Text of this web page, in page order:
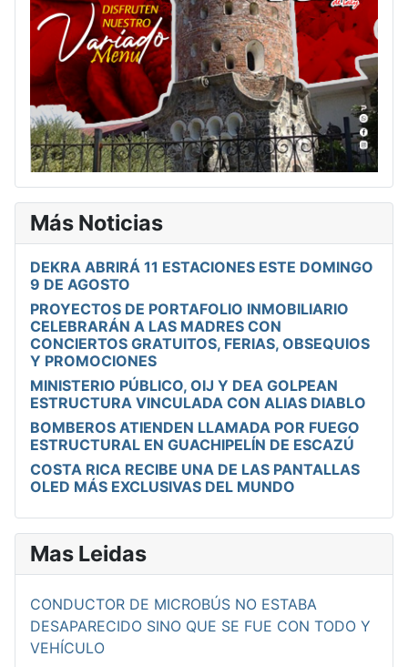
Más Noticias
DEKRA ABRIRÁ 11 ESTACIONES ESTE DOMINGO
9 DE AGOSTO
PROYECTOS DE PORTAFOLIO INMOBILIARIO
CELEBRARÁN A LAS MADRES CON
CONCIERTOS GRATUITOS, FERIAS, OBSEQUIOS
Y PROMOCIONES
MINISTERIO PÚBLICO, OIJ Y DEA GOLPEAN
ESTRUCTURA VINCULADA CON ALIAS DIABLO
BOMBEROS ATIENDEN LLAMADA POR FUEGO
ESTRUCTURAL EN GUACHIPELÍN DE ESCAZÚ
COSTA RICA RECIBE UNA DE LAS PANTALLAS
OLED MÁS EXCLUSIVAS DEL MUNDO
Mas Leidas
CONDUCTOR DE MICROBÚS NO ESTABA
DESAPARECIDO SINO QUE SE FUE CON TODO Y
VEHÍCULO